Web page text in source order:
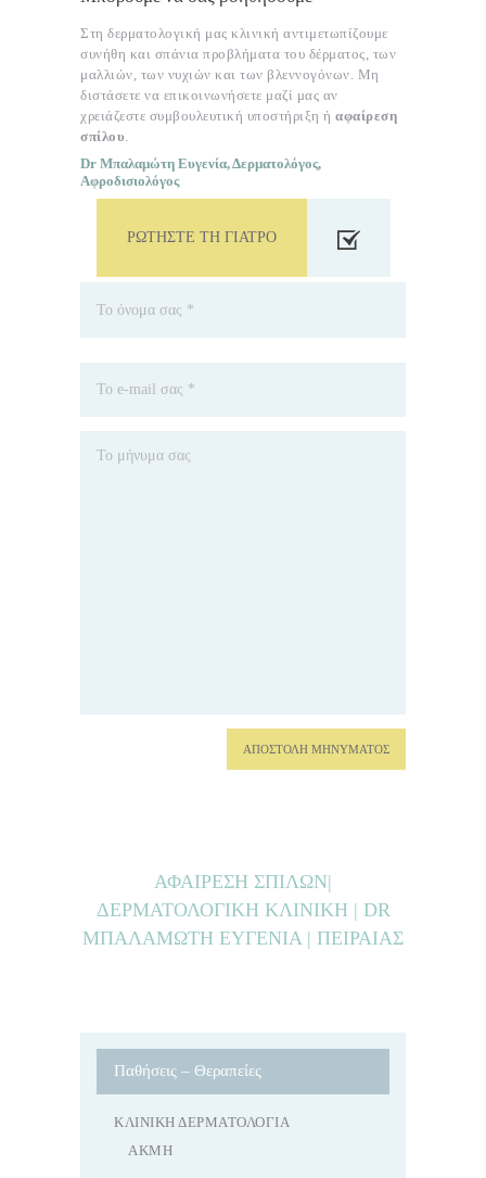
Στη δερματολογική μας κλινική αντιμετωπίζουμε
συνήθη και σπάνια προβλήματα του δέρματος, των
μαλλιών, των νυχιών και των βλεννογόνων. Μη
διστάσετε να επικοινωνήσετε μαζί μας αν
χρειάζεστε συμβουλευτική υποστήριξη ή αφαίρεση
σπίλου
Dr Μπαλαμώτη Ευγενία, Δερματολόγος,
Αφροδισιολόγος
ΡΩΤΉΣΤΕ ΤΗ ΓΙΑΤΡΌ
ΑΦΑΙΡΕΣΗ ΣΠΙΛΩΝ|
ΔΕΡΜΑΤΟΛΟΓΙΚΗ ΚΛΙΝΙΚΗ | DR
ΜΠΑΛΑΜΩΤΗ ΕΥΓΕΝΙΑ | ΠΕΙΡΑΙΑΣ
Παθήσεις – Θεραπείες
ΚΛΙΝΙΚΉ ΔΕΡΜΑΤΟΛΟΓΊΑ
ΑΚΜΉ